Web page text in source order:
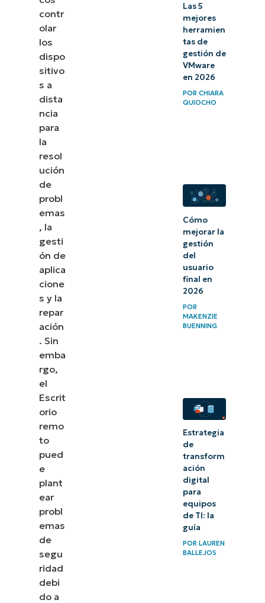
de
Permisos
Remoto
de
seguridad
causados
de los
contr
olar
los
dispo
sitivo
s a
dista
ncia
para
la
resol
ución
de
probl
emas
, la
gesti
ón de
aplica
cione
s y la
repar
ación
. Sin
emba
rgo,
el
Escrit
orio
remo
to
pued
e
plant
ear
probl
emas
de
segu
ridad
debi
do a
Las 5
mejores
herramien
tas de
gestión de
VMware
en 2026
POR CHIARA
QUIOCHO
Cómo
mejorar la
gestión
del
usuario
final en
2026
POR
MAKENZIE
BUENNING
Estrategia
de
transform
ación
digital
para
equipos
de TI: la
guía
PORLAUREN
BALLEJOS